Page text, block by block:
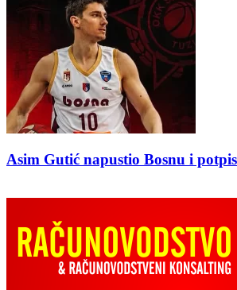
Asim Gutić napustio Bosnu i